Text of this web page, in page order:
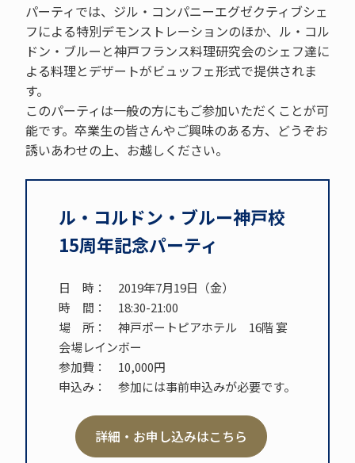
パーティでは、ジル・コンパニーエグゼクティブシェ
フによる特別デモンストレーションのほか、ル・コル
ドン・ブルーと神戸フランス料理研究会のシェフ達に
よる料理とデザートがビュッフェ形式で提供されま
す。
このパーティは一般の方にもご参加いただくことが可
能です。卒業生の皆さんやご興味のある方、どうぞお
誘いあわせの上、お越しください。
ル・コルドン・ブルー神戸校
15周年記念パーティ
日 時： 2019年7月19日（金）
時 間： 18:30-21:00
場 所： 神戸ポートピアホテル 16階 宴
会場レインボー
参加費： 10,000円
申込み： 参加には事前申込みが必要です。
詳細・お申し込みはこちら